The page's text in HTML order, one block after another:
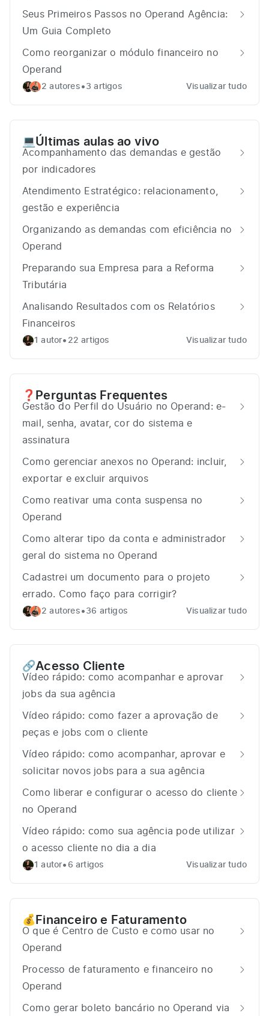
Seus Primeiros Passos no Operand Agência:
Um Guia Completo
Como reorganizar o módulo financeiro no
Operand
2 autores • 3 artigos Visualizar tudo
💻Últimas aulas ao vivo
Acompanhamento das demandas e gestão
por indicadores
Atendimento Estratégico: relacionamento,
gestão e experiência
Organizando as demandas com eficiência no
Operand
Preparando sua Empresa para a Reforma
Tributária
Analisando Resultados com os Relatórios
Financeiros
1 autor• 22 artigos Visualizar tudo
❓ Perguntas Frequentes
Gestão do Perfil do Usuário no Operand: e-
mail, senha, avatar, cor do sistema e
assinatura
Como gerenciar anexos no Operand: incluir,
exportar e excluir arquivos
Como reativar uma conta suspensa no
Operand
Como alterar tipo da conta e administrador
geral do sistema no Operand
Cadastrei um documento para o projeto
errado. Como faço para corrigir?
2 autores • 36 artigos Visualizar tudo
🔗Acesso Cliente
Vídeo rápido: como acompanhar e aprovar
jobs da sua agência
Vídeo rápido: como fazer a aprovação de
peças e jobs com o cliente
Vídeo rápido: como acompanhar, aprovar e
solicitar novos jobs para a sua agência
Como liberar e configurar o acesso do cliente
no Operand
Vídeo rápido: como sua agência pode utilizar
o acesso cliente no dia a dia
1 autor• 6 artigos Visualizar tudo
💰 Financeiro e Faturamento
O que é Centro de Custo e como usar no
Operand
Processo de faturamento e financeiro no
Operand
Como gerar boleto bancário no Operand via